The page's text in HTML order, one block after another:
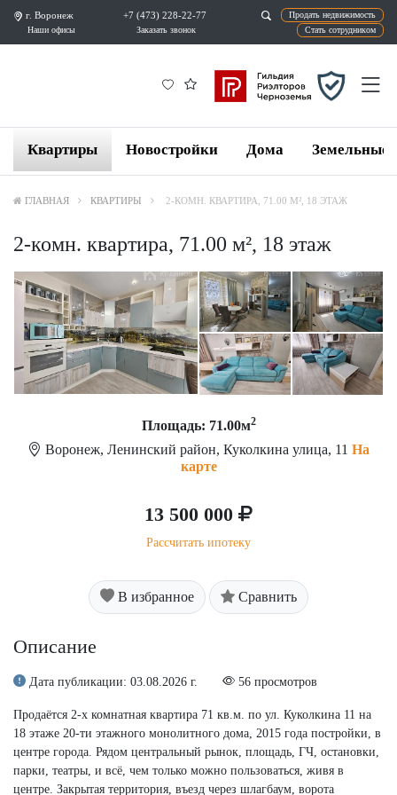
г. Воронеж
Наши офисы
+7 (473) 228-22-77
Квартиры Новостройки Дома Земельные
ГЛАВНАЯ КВАРТИРЫ 2-КОМН. КВАРТИРА, 71.00 М², 18 ЭТАЖ
2-комн. квартира, 71.00 м², 18 этаж
Площадь: 71.00м2
Воронеж, Ленинский район, Куколкина улица, 11 На
карте
13 500 000
Рассчитать ипотеку
В избранное Сравнить
Описание
Дата публикации: 03.08.2026 г. 56 просмотров
Продаётся 2-х комнатная квартира 71 кв.м. по ул. Куколкина 11 на
18 этаже 20-ти этажного монолитного дома, 2015 года постройки, в
центре города. Рядом центральный рынок, площадь, ГЧ, остановки,
парки, театры, и всё, чем только можно пользоваться, живя в
центре. Закрытая территория, въезд через шлагбаум, ворота